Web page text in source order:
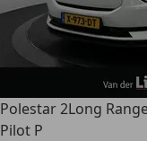
Polestar 2Long
Pilot P